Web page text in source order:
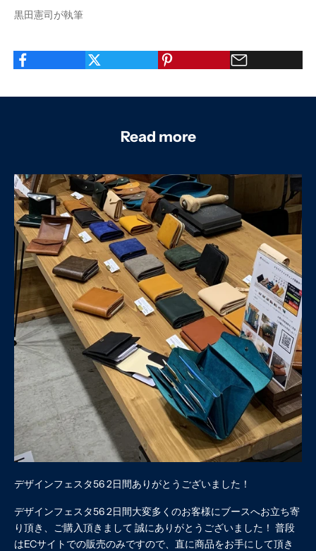
黒田憲司が執筆
Read more
デザインフェスタ56 2日間ありがとうございました！
デザインフェスタ56 2日間大変多くのお客様にブースへお立ち寄
り頂き、ご購入頂きまして 誠にありがとうございました！ 普段
はECサイトでの販売のみですので、直に商品をお手にして頂き